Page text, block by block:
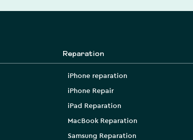
Reparation
iPhone reparation
iPhone Repair
iPad Reparation
MacBook Reparation
Samsung Reparation